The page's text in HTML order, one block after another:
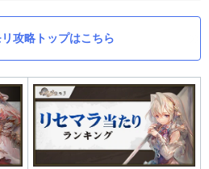
攻略トップはこちら